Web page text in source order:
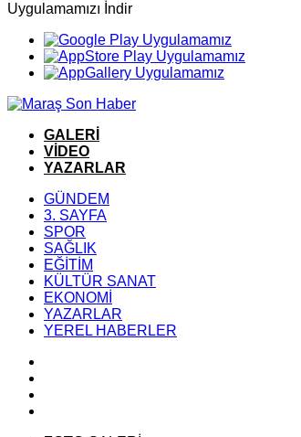
Uygulamamızı İndir
GALERİ
VİDEO
YAZARLAR
GÜNDEM
3. SAYFA
SPOR
SAĞLIK
EĞİTİM
KÜLTÜR SANAT
EKONOMİ
YAZARLAR
YEREL HABERLER